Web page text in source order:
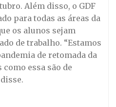
Além disso, o GDF
para todas as áreas da
os alunos sejam
de trabalho. “Estamos
de retomada da
essa são de